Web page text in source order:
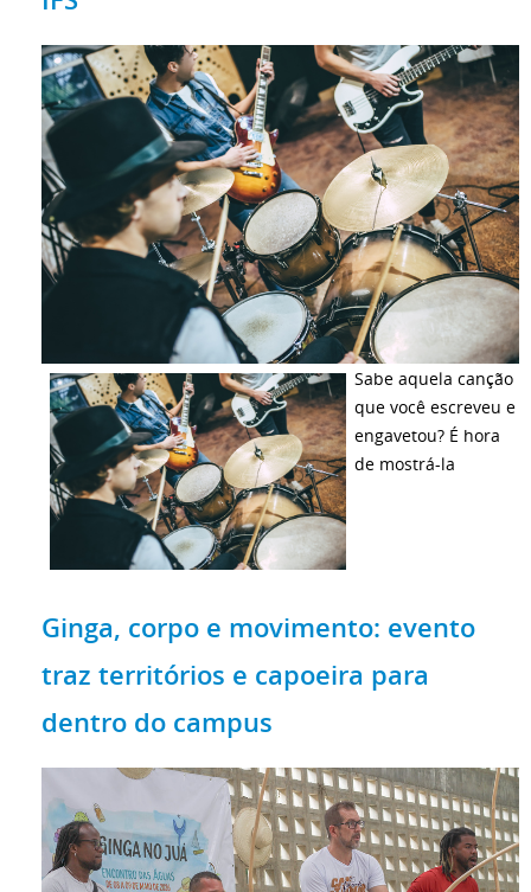
Sabe aquela canção
que você escreveu e
engavetou? É hora
de mostrá-la
Ginga, corpo e movimento: evento
traz territórios e capoeira para
dentro do campus